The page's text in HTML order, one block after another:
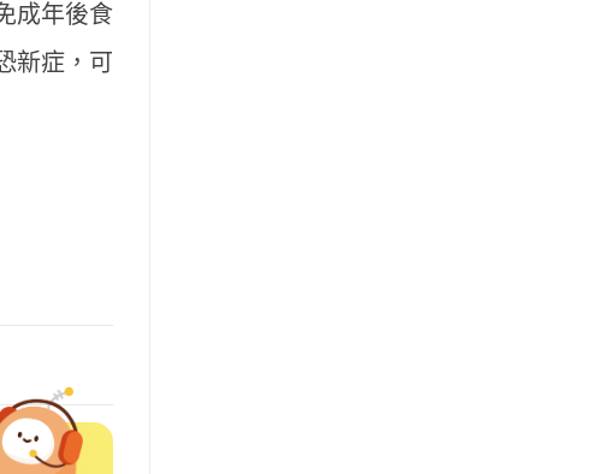
成年後食
新症，可